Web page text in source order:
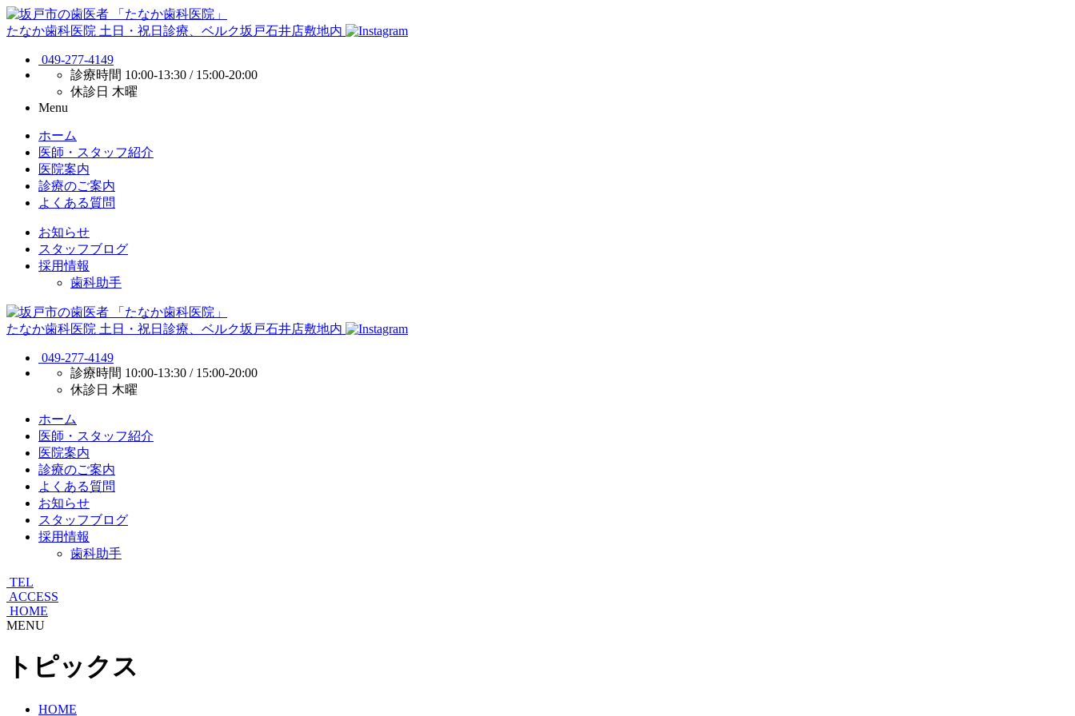
たなか歯科医院 土日・祝日診療、ベルク坂戸石井店敷地内
049-277-4149
診療時間 10:00-13:30 / 15:00-20:00
休診日 木曜
Menu
ホーム
医師・スタッフ紹介
医院案内
診療のご案内
よくある質問
お知らせ
スタッフブログ
採用情報
歯科助手
たなか歯科医院 土日・祝日診療、ベルク坂戸石井店敷地内
049-277-4149
診療時間 10:00-13:30 / 15:00-20:00
休診日 木曜
ホーム
医師・スタッフ紹介
医院案内
診療のご案内
よくある質問
お知らせ
スタッフブログ
採用情報
歯科助手
TEL
ACCESS
HOME
MENU
トピックス
HOME